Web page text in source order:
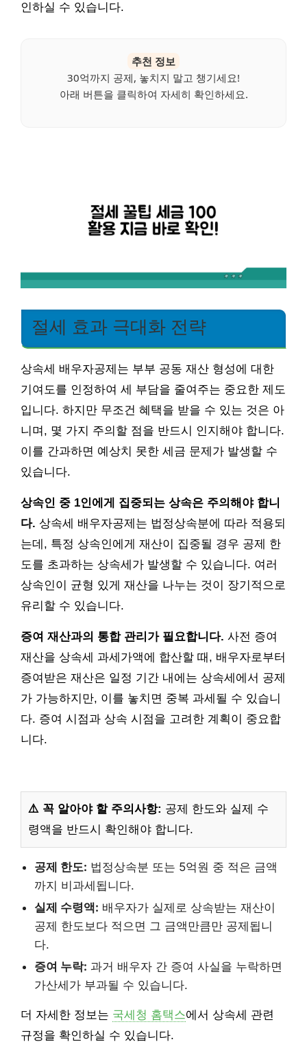
인하실 수 있습니다.
추천 정보
30억까지 공제, 놓치지 말고 챙기세요!
아래 버튼을 클릭하여 자세히 확인하세요.
절세 효과 극대화 전략
상속세 배우자공제는 부부 공동 재산 형성에 대한
기여도를 인정하여 세 부담을 줄여주는 중요한 제도
입니다. 하지만 무조건 혜택을 받을 수 있는 것은 아
니며, 몇 가지 주의할 점을 반드시 인지해야 합니다.
이를 간과하면 예상치 못한 세금 문제가 발생할 수
있습니다.
상속인 중 1인에게 집중되는 상속은 주의해야 합니
다. 상속세 배우자공제는 법정상속분에 따라 적용되
는데, 특정 상속인에게 재산이 집중될 경우 공제 한
도를 초과하는 상속세가 발생할 수 있습니다. 여러
상속인이 균형 있게 재산을 나누는 것이 장기적으로
유리할 수 있습니다.
증여 재산과의 통합 관리가 필요합니다. 사전 증여
재산을 상속세 과세가액에 합산할 때, 배우자로부터
증여받은 재산은 일정 기간 내에는 상속세에서 공제
가 가능하지만, 이를 놓치면 중복 과세될 수 있습니
다. 증여 시점과 상속 시점을 고려한 계획이 중요합
니다.
⚠️ 꼭 알아야 할 주의사항: 공제 한도와 실제 수
령액을 반드시 확인해야 합니다.
공제 한도: 법정상속분 또는 5억원 중 적은 금액
까지 비과세됩니다.
실제 수령액: 배우자가 실제로 상속받는 재산이
공제 한도보다 적으면 그 금액만큼만 공제됩니
다.
증여 누락: 과거 배우자 간 증여 사실을 누락하면
가산세가 부과될 수 있습니다.
더 자세한 정보는 국세청 홈택스에서 상속세 관련
규정을 확인하실 수 있습니다.